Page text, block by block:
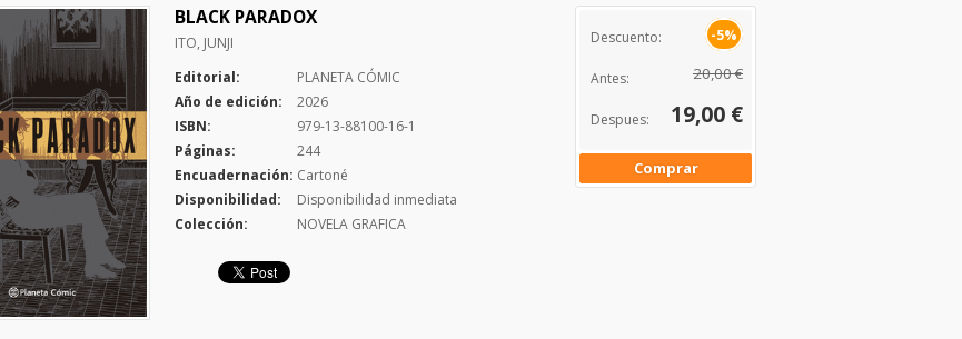
BLACK PARADOX
ITO, JUNJI
Editorial:
PLANETA CÓMIC
Año de edición:
2026
ISBN:
979-13-88100-16-1
Páginas:
244
Encuadernación: Cartoné
Disponibilidad:
Disponibilidad inmediata
Colección:
NOVELA GRAFICA
Descuento: -5%
Antes: 20,00 €
Despues: 19,00 €
Comprar